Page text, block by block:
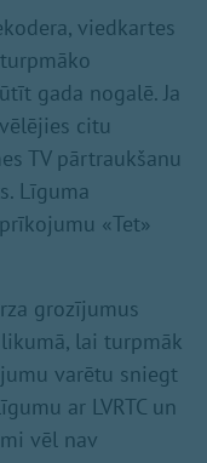
viedkartes
gada nogalē. Ja
citu
TV pārtraukšanu
Līguma
«Tet»
grozījumus
lai turpmāk
varētu sniegt
ar LVRTC un
vēl nav